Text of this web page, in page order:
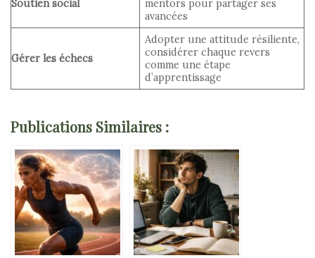
Soutien social
mentors pour partager ses
avancées
Gérer les échecs
Adopter une attitude résiliente,
considérer chaque revers
comme une étape
d’apprentissage
Publications Similaires :